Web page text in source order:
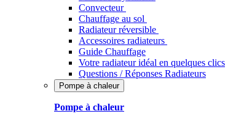
Convecteur
Chauffage au sol
Radiateur réversible
Accessoires radiateurs
Guide Chauffage
Votre radiateur idéal en quelques clics
Questions / Réponses Radiateurs
Pompe à chaleur
Pompe à chaleur